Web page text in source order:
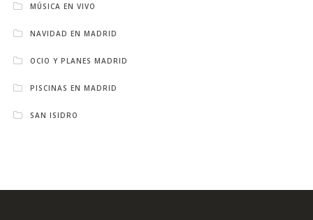
MÚSICA EN VIVO
NAVIDAD EN MADRID
OCIO Y PLANES MADRID
PISCINAS EN MADRID
SAN ISIDRO